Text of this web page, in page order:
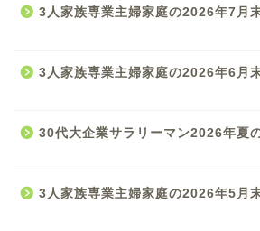
3人家族専業主婦家庭の2026年7月
3人家族専業主婦家庭の2026年6月
30代大企業サラリーマン2026年夏
3人家族専業主婦家庭の2026年5月